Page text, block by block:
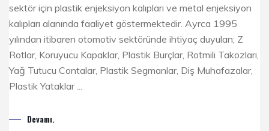
sektör için plastik enjeksiyon kalıpları ve metal enjeksiyon
kalıpları alanında faaliyet göstermektedir. Ayrca 1995
yılından itibaren otomotiv sektöründe ihtiyaç duyulan; Z
Rotlar, Koruyucu Kapaklar, Plastik Burçlar, Rotmili Takozları,
Yağ Tutucu Contalar, Plastik Segmanlar, Diş Muhafazalar,
Plastik Yataklar ...
Devamı.